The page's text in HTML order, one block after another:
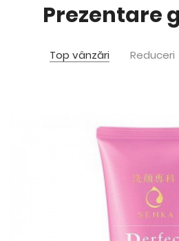
Prezentare
Top vânzări Reduceri